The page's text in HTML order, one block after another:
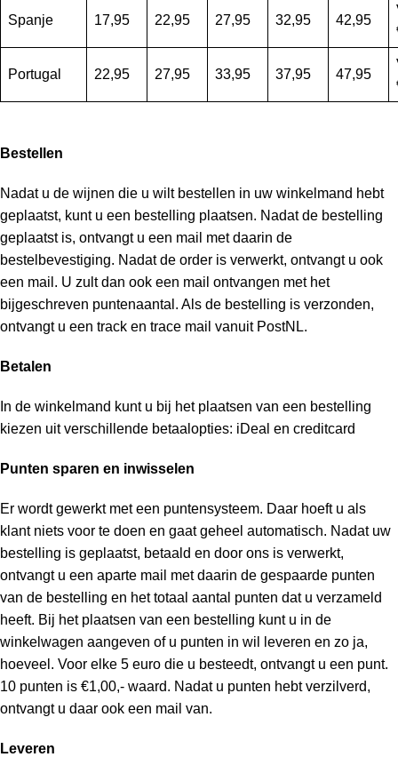
Spanje 17,95 22,95 27,95 32,95 42,95
Portugal 22,95 27,95 33,95 37,95 47,95
Bestellen
Nadat u de wijnen die u wilt bestellen in uw winkelmand hebt
geplaatst, kunt u een bestelling plaatsen. Nadat de bestelling
geplaatst is, ontvangt u een mail met daarin de
bestelbevestiging. Nadat de order is verwerkt, ontvangt u ook
een mail. U zult dan ook een mail ontvangen met het
bijgeschreven puntenaantal. Als de bestelling is verzonden,
ontvangt u een track en trace mail vanuit PostNL.
Betalen
In de winkelmand kunt u bij het plaatsen van een bestelling
kiezen uit verschillende betaalopties: iDeal en creditcard
Punten sparen en inwisselen
Er wordt gewerkt met een puntensysteem. Daar hoeft u als
klant niets voor te doen en gaat geheel automatisch. Nadat uw
bestelling is geplaatst, betaald en door ons is verwerkt,
ontvangt u een aparte mail met daarin de gespaarde punten
van de bestelling en het totaal aantal punten dat u verzameld
heeft. Bij het plaatsen van een bestelling kunt u in de
winkelwagen aangeven of u punten in wil leveren en zo ja,
hoeveel. Voor elke 5 euro die u besteedt, ontvangt u een punt.
10 punten is €1,00,- waard. Nadat u punten hebt verzilverd,
ontvangt u daar ook een mail van.
Leveren